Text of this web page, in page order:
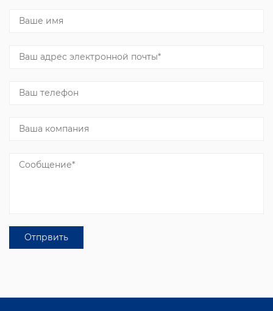
поставщиков первой помощи,
магазины. В 2008 году мы основали нашу
удовлетворить потребности наших
2021 году, чтобы удовлетворить растущие
собственный завод по производству